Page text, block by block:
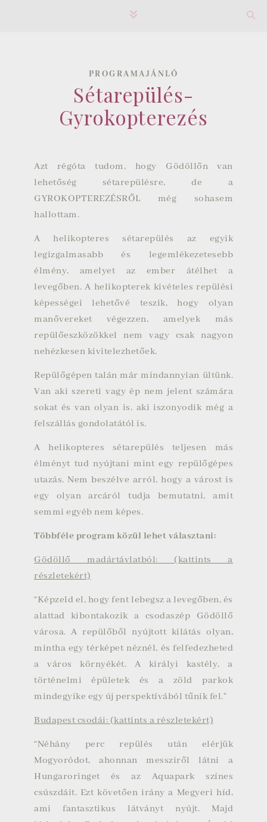
PROGRAMAJÁNLÓ
Sétarepülés-
Gyrokopterezés
Azt régóta tudom, hogy Gödöllőn van
lehetőség sétarepülésre, de a
GYROKOPTEREZÉSRŐL még sohasem
hallottam.
A helikopteres sétarepülés az egyik
legizgalmasabb és legemlékezetesebb
élmény, amelyet az ember átélhet a
levegőben. A helikopterek kivételes repülési
képességei lehetővé teszik, hogy olyan
manővereket végezzen, amelyek más
repülőeszközökkel nem vagy csak nagyon
nehézkesen kivitelezhetőek.
Repülőgépen talán már mindannyian ültünk.
Van aki szereti vagy ép nem jelent számára
sokat és van olyan is, aki iszonyodik még a
felszállás gondolatától is.
A helikopteres sétarepülés teljesen más
élményt tud nyújtani mint egy repülőgépes
utazás. Nem beszélve arról, hogy a várost is
egy olyan arcáról tudja bemutatni, amit
semmi egyéb nem képes.
Többféle program közül lehet választani:
Gödöllő madártávlatból: (kattints a
részletekért)
“Képzeld el, hogy fent lebegsz a levegőben, és
alattad kibontakozik a csodaszép Gödöllő
városa. A repülőből nyújtott kilátás olyan,
mintha egy térképet néznél, és felfedezheted
a város környékét. A királyi kastély, a
történelmi épületek és a zöld parkok
mindegyike egy új perspektívából tűnik fel.”
Budapest csodái: (kattints a részletekért)
“Néhány perc repülés után elérjük
Mogyoródot, ahonnan messziről látni a
Hungaroringet és az Aquapark színes
csúszdáit. Ezt követően irány a Megyeri híd,
ami fantasztikus látványt nyújt. Majd